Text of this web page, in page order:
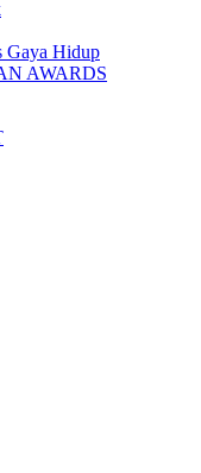
Gaya Hidup
AWARDS